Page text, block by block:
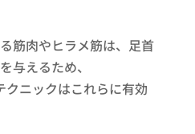
筋肉やヒラメ筋は、足首
与えるため、
クニックはこれらに有効